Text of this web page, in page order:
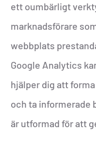
ett oumbärligt
marknadsförare
webbplats
Google Analytics
hjälper dig att
och ta informerade
är utformad för att